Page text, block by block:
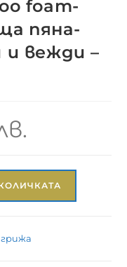
foam-
пяна-
и вежди –